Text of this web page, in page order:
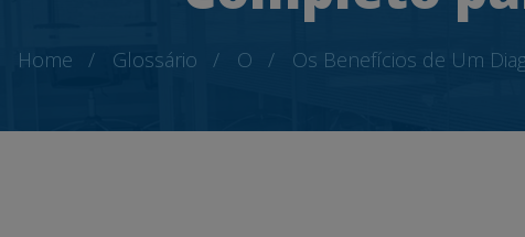
Home Glossário O Os Benefícios de Um